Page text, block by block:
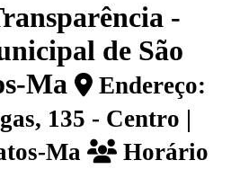
-
de São
Ma
Endereço:
135 - Centro |
Ma
Horário